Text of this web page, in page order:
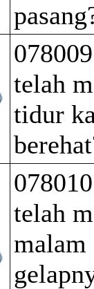
telah
tidur
telah
malam